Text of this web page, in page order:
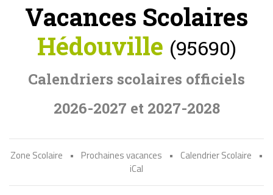
Vacances Scolaires
Hédouville (95690)
Calendriers scolaires officiels
2026-2027 et 2027-2028
Zone Scolaire • Prochaines vacances • Calendrier Scolaire
•
iCal